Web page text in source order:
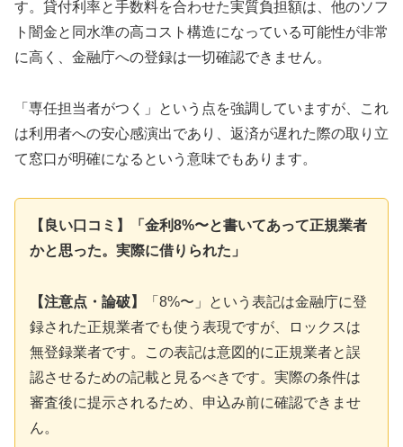
す。貸付利率と手数料を合わせた実質負担額は、他のソフ
ト闇金と同水準の高コスト構造になっている可能性が非常
に高く、金融庁への登録は一切確認できません。
「専任担当者がつく」という点を強調していますが、これ
は利用者への安心感演出であり、返済が遅れた際の取り立
て窓口が明確になるという意味でもあります。
【良い口コミ】「金利8%〜と書いてあって正規業者
かと思った。実際に借りられた」
【注意点・論破】
「8%〜」という表記は金融庁に登
録された正規業者でも使う表現ですが、ロックスは
無登録業者です。この表記は意図的に正規業者と誤
認させるための記載と見るべきです。実際の条件は
審査後に提示されるため、申込み前に確認できませ
ん。